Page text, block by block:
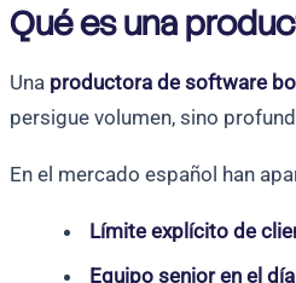
Qué es una
Una productora de software
persigue volumen, sino
En el mercado español han
Límite explícito de
Equipo senior en el